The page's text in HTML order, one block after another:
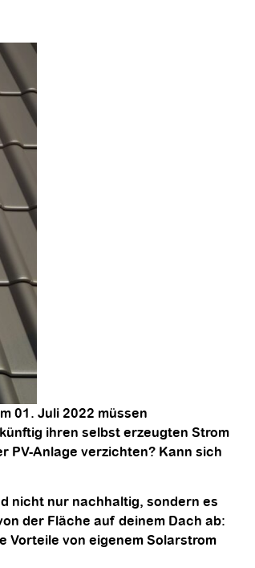
01. Juli 2022 müssen
ihren selbst erzeugten Strom
PV-Anlage verzichten? Kann sich
nicht nur nachhaltig, sondern es
der Fläche auf deinem Dach ab:
Vorteile von eigenem Solarstrom